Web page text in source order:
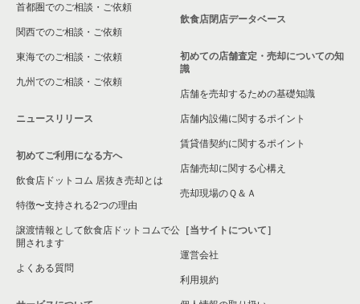
横浜市保土ケ谷区の飲食店の居抜き売却物件の案件一覧
横浜市旭区の飲食店の居抜き売却物件の案件一覧
横浜市緑区の飲食店の居抜き売却物件の案件一覧
平塚市の飲食店の居抜き売却物件の案件一覧
横浜市港南区の飲食店の居抜き売却物件の案件一覧
横須賀市の飲食店の居抜き売却物件の案件一覧
三浦市の飲食店の居抜き売却物件の案件一覧
藤沢市の飲食店の居抜き売却物件の案件一覧
首都圏でのご相談・ご依頼
関西でのご相談・ご依頼
東海でのご相談・ご依頼
九州でのご相談・ご依頼
ニュースリリース
初めてご利用になる方へ
飲食店ドットコム 居抜き売却とは
特徴〜支持される2つの理由
譲渡情報として飲食店ドットコムで公
開されます
よくある質問
飲食店閉店データベース
初めての店舗査定・売却についての知
識
店舗を売却するための基礎知識
店舗内設備に関するポイント
賃貸借契約に関するポイント
店舗売却に関する心構え
売却現場のＱ＆Ａ
［当サイトについて］
運営会社
利用規約